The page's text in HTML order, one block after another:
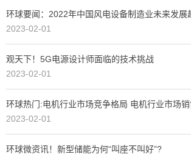
环球要闻：2022年中国风电设备制造业未来发展
2023-02-01
观天下！5G电源设计师面临的技术挑战
2023-02-01
环球热门:电机行业市场竞争格局 电机行业市场
2023-02-01
环球微资讯！新型储能为何“叫座不叫好”?